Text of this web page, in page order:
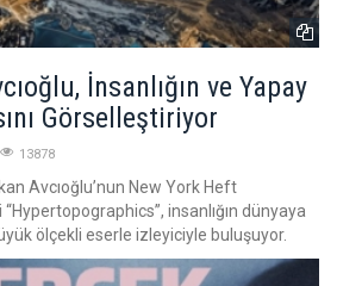
İnsanlığın ve Yapay
Görselleştiriyor
13878
Avcıoğlu’nun New York Heft
insanlığın dünyaya
ölçekli eserle izleyiciyle buluşuyor.